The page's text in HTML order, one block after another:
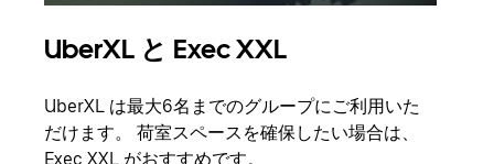
UberXL と Exec XXL
UberXL は最大6名までのグループにご利用いた
だけます。 荷室スペースを確保したい場合は、
Exec XXL がおすすめです。